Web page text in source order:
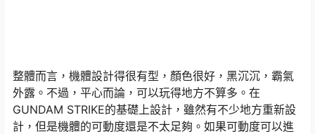
整體而言，機體設計得很有型，顏色很好，黑沉沉，霸氣
外露。不過，平心而論，可以玩得地方不算多。在
GUNDAM STRIKE的基礎上設計，雖然有不少地方重新設
計，但是機體的可動度還是不太足夠。如果可動度可以進